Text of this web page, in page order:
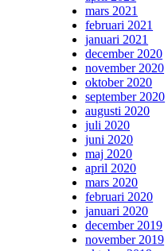
mars 2021
februari 2021
januari 2021
december 2020
november 2020
oktober 2020
september 2020
augusti 2020
juli 2020
juni 2020
maj 2020
april 2020
mars 2020
februari 2020
januari 2020
december 2019
november 2019